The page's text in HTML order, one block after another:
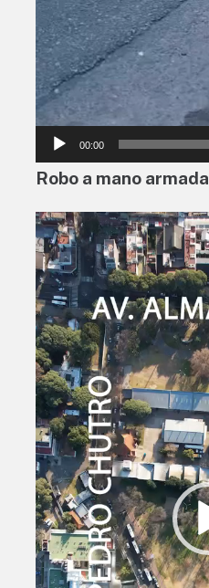
00:00
Robo a mano armada
Reproductor
de
vídeo